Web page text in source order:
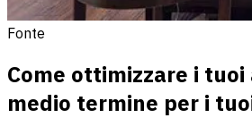
Fonte
Come ottimizzare i
medio termine per i